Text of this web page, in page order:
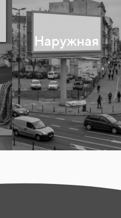
Наружная
Цифровые экраны
Остановки